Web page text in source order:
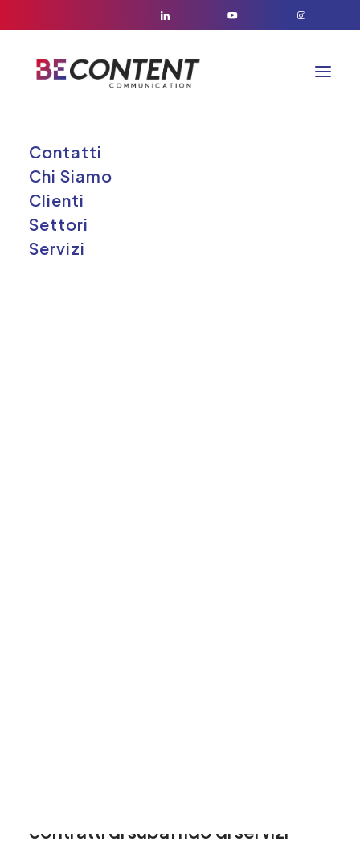
Contatti
Chi Siamo
Clienti
Settori
Servizi
Cliente
contratti di subaffido di servizi